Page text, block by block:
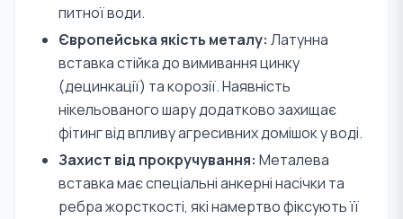
питної води.
Європейська якість металу: Латунна
вставка стійка до вимивання цинку
(децинкації) та корозії. Наявність
нікельованого шару додатково захищає
фітинг від впливу агресивних домішок у воді.
Захист від прокручування: Металева
вставка має спеціальні анкерні насічки та
ребра жорсткості, які намертво фіксують її